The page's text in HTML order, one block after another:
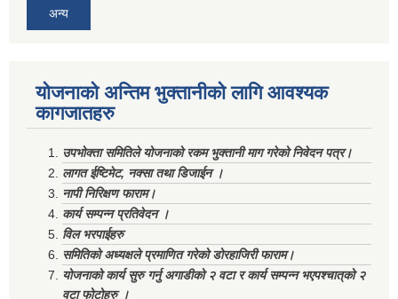
अन्य
योजनाको अन्तिम भुक्तानीको लागि आवश्यक
कागजातहरु
उपभोक्ता समितिले योजनाको रकम भुक्तानी माग गरेको निवेदन पत्र।
लागत ईष्टिमेट, नक्सा तथा डिजाईन ।
नापी निरिक्षण फाराम।
कार्य सम्पन्न प्रतिवेदन ।
विल भरपाईहरु
समितिको अध्यक्षले प्रमाणित गरेको डोरहाजिरी फाराम।
योजनाको कार्य सुरु गर्नु अगाडीको २ वटा र कार्य सम्पन्न भएपश्चात्‌को २
वटा फोटोहरु ।